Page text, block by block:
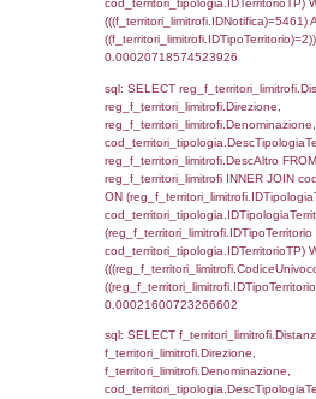
executionMS:
sql: SELECT *
IDNotifica=5461,
sql: SELECT
StatoIspezione,
'%d/%m/%Y') as
DataChiusura,
'%d/%m/%Y') as